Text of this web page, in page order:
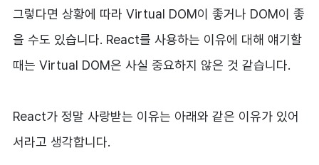
그렇다면 상황에 따라 Virtual DOM이 좋거나 DOM이 좋
을 수도 있습니다. React를 사용하는 이유에 대해 얘기할
때는 Virtual DOM은 사실 중요하지 않은 것 같습니다.
React가 정말 사랑받는 이유는 아래와 같은 이유가 있어
서라고 생각합니다.